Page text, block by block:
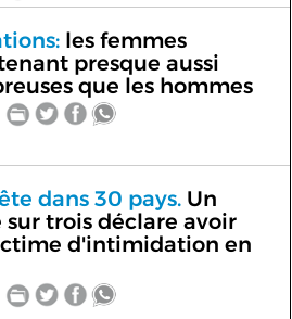
les femmes
presque aussi
que les hommes
dans 30 pays.Un
sur trois déclare avoir
d'intimidation en